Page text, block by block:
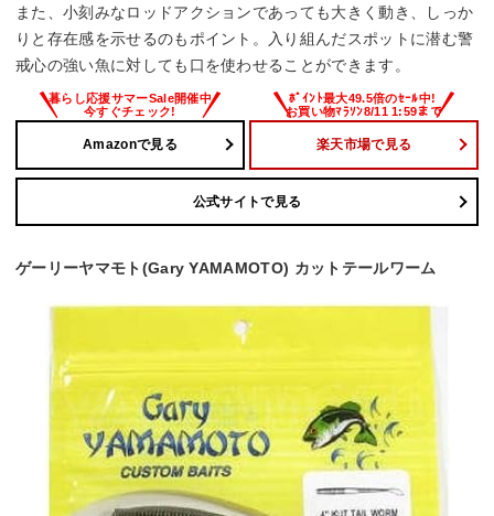
また、小刻みなロッドアクションであっても大きく動き、しっか
りと存在感を示せるのもポイント。入り組んだスポットに潜む警
戒心の強い魚に対しても口を使わせることができます。
Amazonで見る 楽天市場で見る
公式サイトで見る
ゲーリーヤマモト(Gary YAMAMOTO) カットテールワーム